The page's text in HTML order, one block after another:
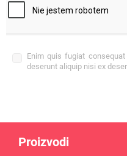
Enim quis fugiat
deserunt aliquip nisi ex
Proizvodi